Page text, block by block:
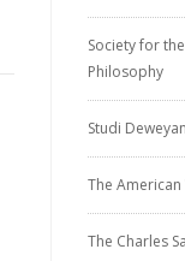
Society for
Philosophy
Studi
The
The Charles